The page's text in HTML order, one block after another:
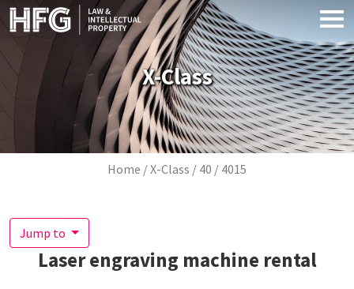
Skip to main content
X-Class
Breadcrumb
Home X-Class 40 4015
Jump to
Laser engraving machine rental